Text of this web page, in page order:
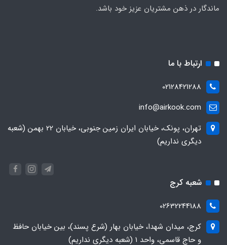
ماندگار در ذهن مشتریان عزیز خود باشد.
ارتباط با ما
02128421288
info@airkook.com
تهران، پونک، خیابان ایران زمین جنوبی، خیابان 22 بهمن (شعبه
دیگری نداریم)
شعبه کرج
02632244188
کرج، میدان شهدا، خیابان بهار (شرع پسند)، بین خیابان حافظ
و حاج قاسمی، واحد ۱ (شعبه دیگری نداریم)